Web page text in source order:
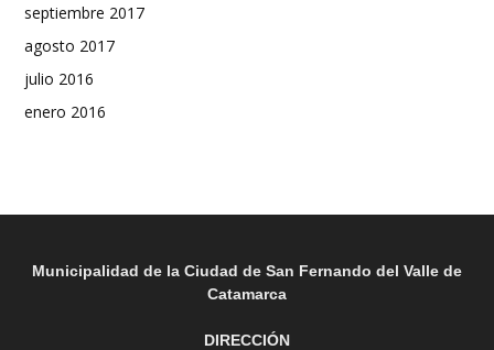
septiembre 2017
agosto 2017
julio 2016
enero 2016
Municipalidad de la Ciudad de San Fernando del Valle de
Catamarca
DIRECCIÓN